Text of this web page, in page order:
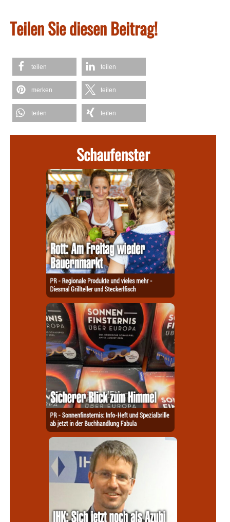
Teilen Sie diesen Beitrag!
teilen teilen
merken teilen
teilen teilen
Schaufenster